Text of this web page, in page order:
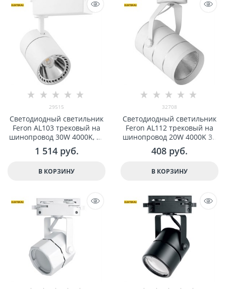
29515
Светодиодный светильник
Feron AL103 трековый на
шинопровод 30W 4000K, 35
градусов, белый арт 29515
1 514 руб.
В КОРЗИНУ
32708
Светодиодный светильник
Feron AL112 трековый на
шинопровод 20W 4000K 35
градусов белый арт 32708
408 руб.
В КОРЗИНУ